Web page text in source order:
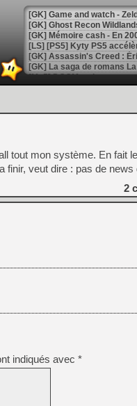
[Mo5] DOOM arrive en
[GK] Bethesda fête les 30
[GK] Roblox : l'action en
[GK] Agenda - GeForce
[GK] Devolver Digital en a
[LS] [PS5] ps5-y2jb-
[GK] Pourquoi Marvel
[GK] Test : Restory : Chill
[GK] GTA 6 : Rockstar
[GK] Hot Wheels Infinite
[GK] Mémoire cash -
[GK] Résultats Nintendo :
[GK] Déjà des
[Mo5] Brickboy cherche à
[GK] Minecraft et ses «
[GK] Beast of
[GK] Ubisoft : fin de partie
[GK] Mémoire cash -
[GK] Dan Houser (GTA)
[GK] Comment EA Sports
[GK] Crimson Moon : un
[GK] Isle of Reveries : le
[GK] Moonlighter 2 : The
[GK] Capcom relance
tout mon système. En fait
finir, veut dire : pas de news
2
indiqués avec *